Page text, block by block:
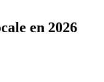
en 2026